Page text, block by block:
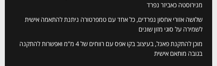
מנירוסטה כאביזר נפרד
שלושה אזורי אחסון נפרדים, כל אחד עם טמפרטורה ניתנת להתאמה אישית
לשמירה על סוגי מזון שונים
מוכן להתקנת פאנל, בעיצוב בקו אפס עם רווחים של 4 מ"מ ואפשרות להתקנה
בגובה מותאם אישית